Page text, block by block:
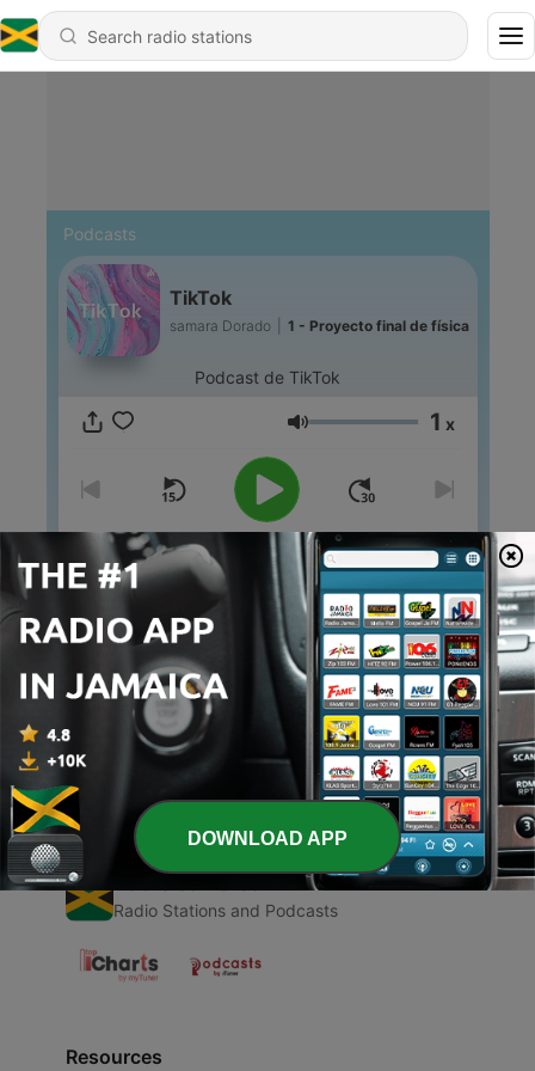
Podcasts
TikTok
samara Dorado 1 - Proyecto final de física
Podcast de TikTok
Volume 1 x
00:00 00:00
Episodes
1 - Proyecto final de física
11 Jun 2021
Radio Stations and Podcasts
Resources
DOWNLOAD APP